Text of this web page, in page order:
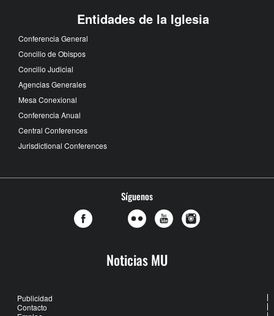
Entidades de la Iglesia
Conferencia General
Concilio de Obispos
Concilio Judicial
Agencias Generales
Mesa Conexional
Conferencia Anual
Central Conferences
Jurisdictional Conferences
Síguenos
Noticias MU
Publicidad
Contacto